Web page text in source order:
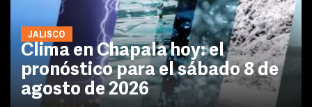
JALISCO
Clima en Chapala hoy: el
pronóstico para el sábado 8 de
agosto de 2026